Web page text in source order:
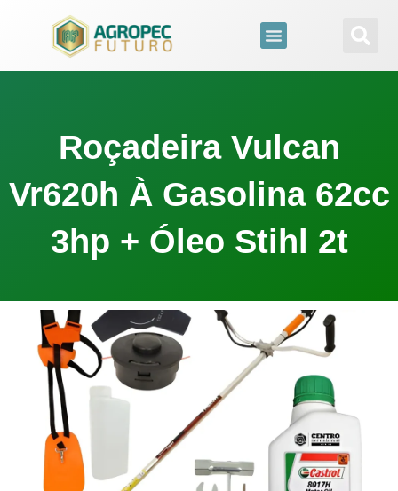
conteúdo
Roçadeira Vulcan
Vr620h À Gasolina 62cc
3hp + Óleo Stihl 2t